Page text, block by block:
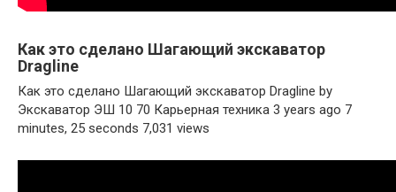
Как это сделано Шагающий экскаватор
Dragline
Как это сделано Шагающий экскаватор Dragline by
Экскаватор ЭШ 10 70 Карьерная техника 3 years ago 7
minutes, 25 seconds 7,031 views